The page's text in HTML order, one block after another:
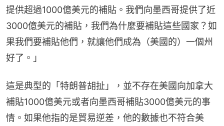
提供超過1000億美元的補貼。我們向墨西哥提供了近
3000億美元的補貼，我們為什麼要補貼這些國家？如
果我們要補貼他們，就讓他們成為（美國的）一個州
好了。」
這是典型的「特朗普胡扯」，並不存在美國向加拿大
補貼1000億美元或者向墨西哥補貼3000億美元的事
情。如果他指的是貿易逆差，他的數據也不符合美